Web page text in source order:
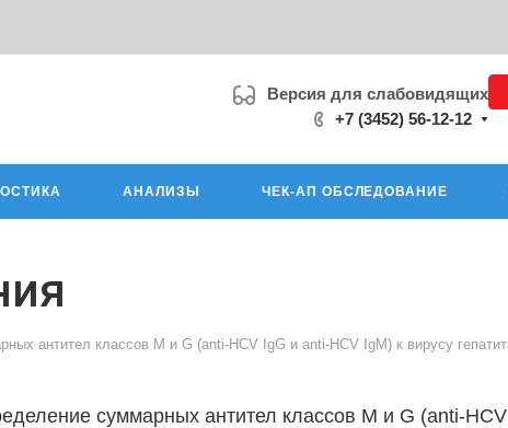
Версия для слабовидящих
+7 (3452) 56-12-12
АНАЛИЗЫ ЧЕК-АП ОБСЛЕДОВАНИЕ
антител классов М и G (anti-HCV IgG и anti-HCV IgM) к вирусу
суммарных антител классов М и G (anti-